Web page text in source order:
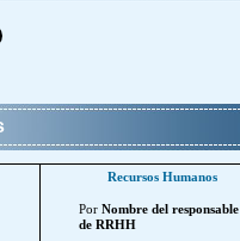
Recursos Humanos
Por Nombre del responsable
de RRHH